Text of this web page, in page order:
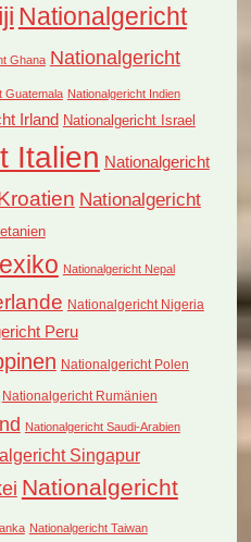
Nationalgericht
Ghana Nationalgericht
Guatemala Nationalgericht Indien
Irland Nationalgericht Israel
Italien Nationalgericht
Nationalgericht
Nationalgericht Nepal
Nationalgericht Nigeria
Peru
Nationalgericht Polen
Nationalgericht Rumänien
Nationalgericht Saudi-Arabien
Singapur
Nationalgericht
Nationalgericht Taiwan